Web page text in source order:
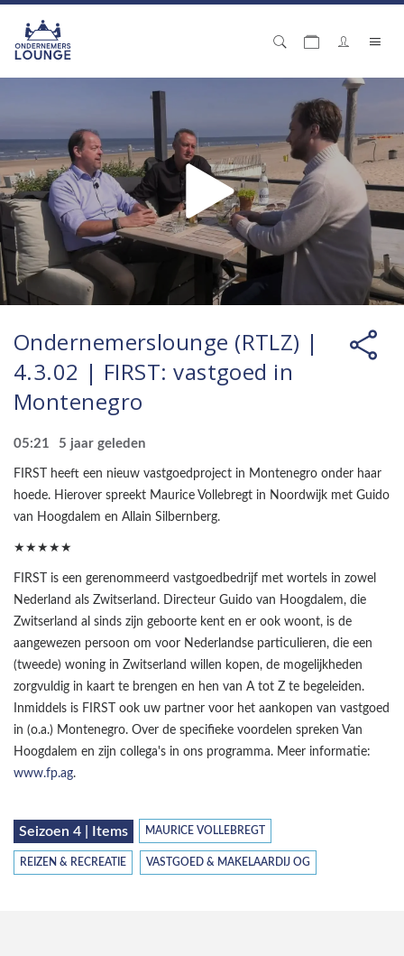
Ondernemerslounge (RTLZ) |
4.3.02 | FIRST: vastgoed in
Montenegro
05:21 5 jaar geleden
FIRST heeft een nieuw vastgoedproject in Montenegro onder haar
hoede. Hierover spreekt Maurice Vollebregt in Noordwijk met Guido
van Hoogdalem en Allain Silbernberg.
★★★★★
FIRST is een gerenommeerd vastgoedbedrijf met wortels in zowel
Nederland als Zwitserland. Directeur Guido van Hoogdalem, die
Zwitserland al sinds zijn geboorte kent en er ook woont, is de
aangewezen persoon om voor Nederlandse particulieren, die een
(tweede) woning in Zwitserland willen kopen, de mogelijkheden
zorgvuldig in kaart te brengen en hen van A tot Z te begeleiden.
Inmiddels is FIRST ook uw partner voor het aankopen van vastgoed
in (o.a.) Montenegro. Over de specifieke voordelen spreken Van
Hoogdalem en zijn collega's in ons programma. Meer informatie:
www.fp.ag.
Seizoen 4 | Items MAURICE VOLLEBREGT
REIZEN & RECREATIE VASTGOED & MAKELAARDIJ OG